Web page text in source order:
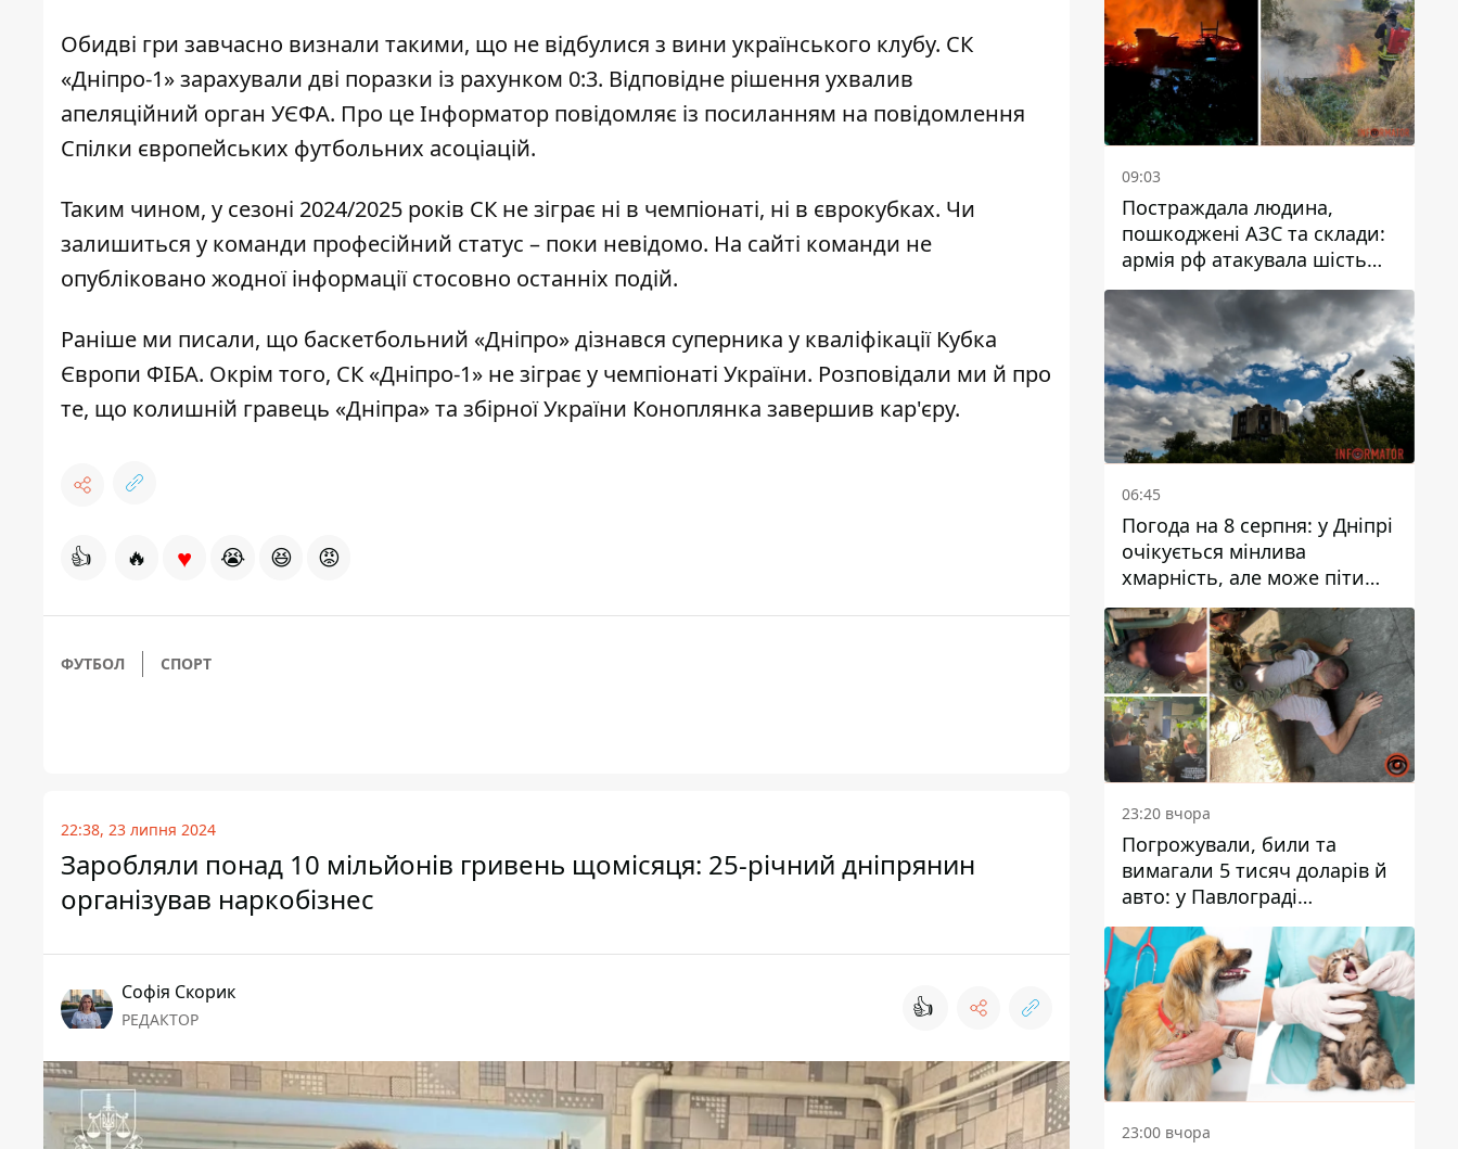
Обидві гри завчасно визнали такими, що не відбулися з вини українського клубу. СК
«Дніпро-1» зарахували дві поразки із рахунком 0:3. Відповідне рішення ухвалив
апеляційний орган УЄФА. Про це Інформатор повідомляє із посиланням на повідомлення
Спілки європейських футбольних асоціацій.
Таким чином, у сезоні 2024/2025 років СК не зіграє ні в чемпіонаті, ні в єврокубках. Чи
залишиться у команди професійний статус – поки невідомо. На сайті команди не
опубліковано жодної інформації стосовно останніх подій.
Раніше ми писали, що баскетбольний «Дніпро» дізнався суперника у кваліфікації Кубка
Європи ФІБА. Окрім того, СК «Дніпро-1» не зіграє у чемпіонаті України. Розповідали ми й про
те, що колишній гравець «Дніпра» та збірної України Коноплянка завершив кар'єру.
👍 🔥 ♥ 😭 😆 😡
ФУТБОЛ СПОРТ
22:38, 23 липня 2024
Заробляли понад 10 мільйонів гривень щомісяця: 25-річний дніпрянин
організував наркобізнес
Софія Скорик
РЕДАКТОР 👍
09:03
Постраждала людина,
пошкоджені АЗС та склади:
армія рф атакувала шість
районів Дніпропетровської
області
06:45
Погода на 8 серпня: у Дніпрі
очікується мінлива
хмарність, але може піти
дощ
23:20 вчора
Погрожували, били та
вимагали 5 тисяч доларів й
авто: у Павлограді
затримали двох чоловіків
23:00 вчора